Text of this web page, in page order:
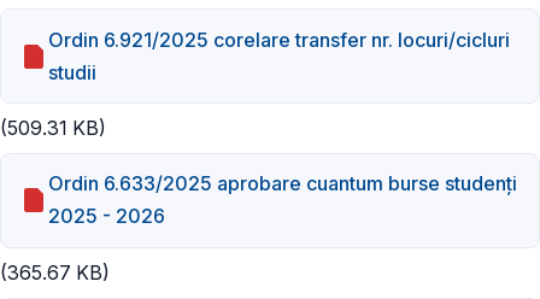
Ordin 6.921/2025 corelare transfer nr. locuri/cicluri
studii
(509.31 KB)
Ordin 6.633/2025 aprobare cuantum burse studenți
2025 - 2026
(365.67 KB)